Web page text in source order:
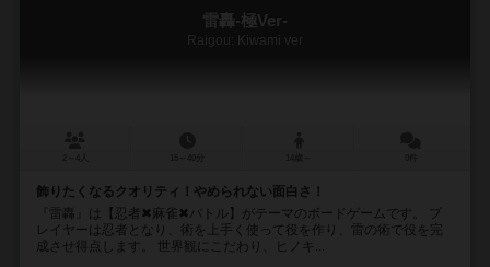
雷轟-極Ver-
Raigou: Kiwami ver
飾りたくなるクオリティ！やめられない面白さ！
『雷轟』は【忍者✖麻雀✖バトル】がテーマのボードゲームです。 プ
レイヤーは忍者となり、術を上手く使って役を作り、雷の術で役を完
成させ得点します。 世界観にこだわり、ヒノキ...